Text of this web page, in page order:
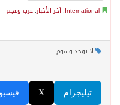
International
, آخر الأخبار, عرب وعجم
لا يوجد وسوم
X تيليجرام